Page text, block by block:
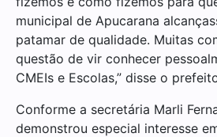
municipal de Apucarana
patamar de qualidade. Muitas
questão de vir conhecer
CMEIs e Escolas,” disse o
Conforme a secretária Marli
demonstrou especial interesse